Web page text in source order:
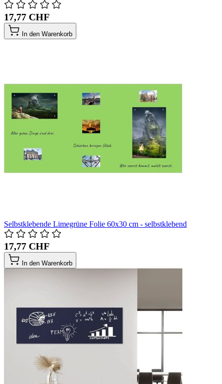
17,77 CHF
In den Warenkorb
Selbstklebende Limegrüne Folie 60x30 cm - selbstklebend
17,77 CHF
In den Warenkorb